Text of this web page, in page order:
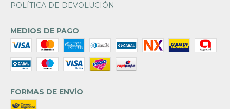
POLÍTICA DE DEVOLUCIÓN
MEDIOS DE PAGO
FORMAS DE ENVÍO